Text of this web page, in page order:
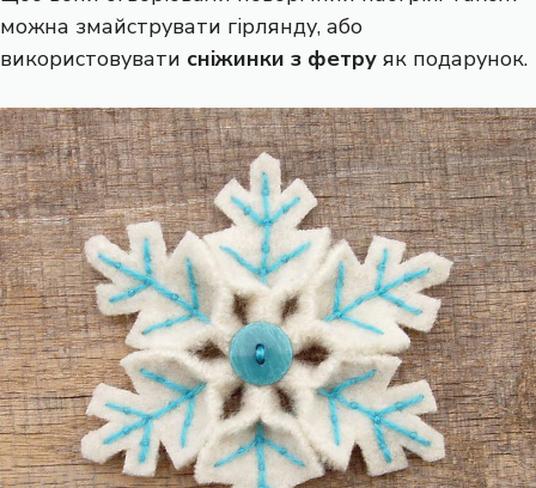
можна змайструвати гірлянду, або
використовувати сніжинки з фетру як подарунок.